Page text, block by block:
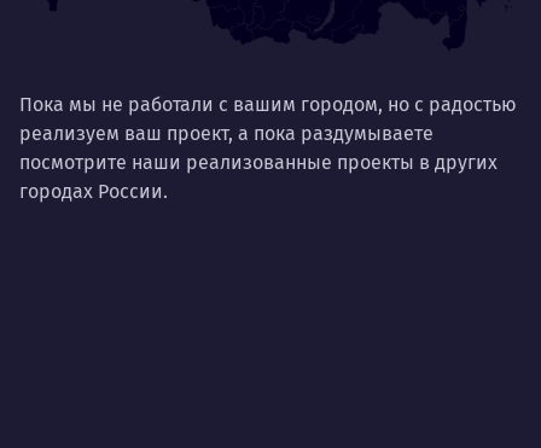
О работе
Ты — это то, что ты делаешь. Этим всё
сказано.
Пока мы не работали с вашим городом, но с радостью
реализуем ваш проект, а пока раздумываете
посмотрите наши реализованные проекты в других
городах России.